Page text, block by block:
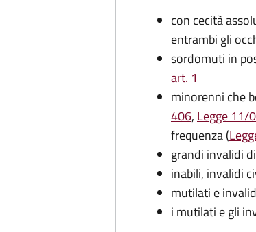
con cecità
entrambi gli
sordomuti in
art. 1
minorenni che
406, Legge 11/
frequenza (
grandi invalidi
inabili, invalidi
mutilati e
i mutilati e gli